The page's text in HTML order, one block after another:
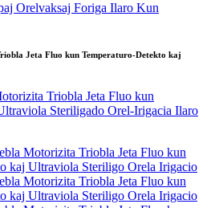
Orelvaksaj Foriga Ilaro Kun
Jeta Fluo kun Temperaturo-Detekto kaj